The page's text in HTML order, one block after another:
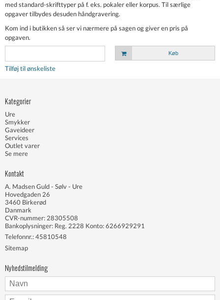
med standard-skrifttyper på f. eks. pokaler eller korpus. Til særlige
opgaver tilbydes desuden håndgravering.
Kom ind i butikken så ser vi nærmere på sagen og giver en pris på
opgaven.
Køb
Tilføj til ønskeliste
Kategorier
Ure
Smykker
Gaveideer
Services
Outlet varer
Se mere
Kontakt
A. Madsen Guld - Sølv - Ure
Hovedgaden 26
3460 Birkerød
Danmark
CVR-nummer: 28305508
Bankoplysninger: Reg. 2228 Konto: 6266929291
Telefonnr.:45810548
Sitemap
Nyhedstilmelding